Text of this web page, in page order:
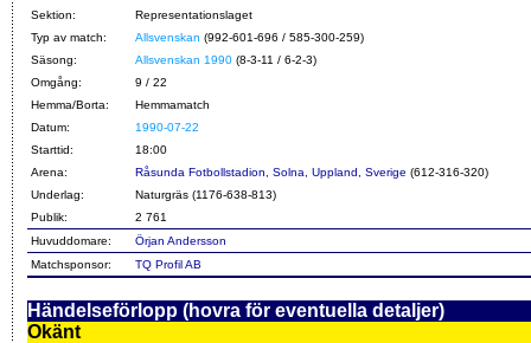
Sektion:
Representationslaget
Typ av match:
Allsvenskan (992-601-696 / 585-300-259)
Säsong:
Allsvenskan 1990 (8-3-11 / 6-2-3)
Omgång:
9 / 22
Hemma/Borta:
Hemmamatch
Datum:
1990-07-22
Starttid:
18:00
Arena:
Råsunda Fotbollstadion, Solna, Uppland, Sverige (612-316-320)
Underlag:
Naturgräs (1176-638-813)
Publik:
2 761
Huvuddomare:
Örjan Andersson
Matchsponsor:
TQ Profil AB
Händelseförlopp (hovra för eventuella detaljer)
Okänt